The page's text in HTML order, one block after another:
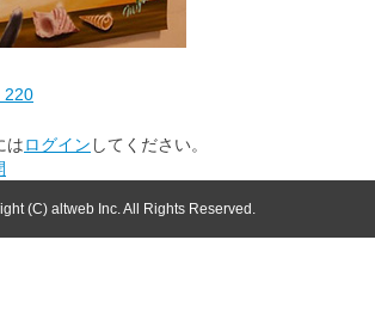
220
はログイン してください。
(C) altweb Inc. All Rights Reserved.